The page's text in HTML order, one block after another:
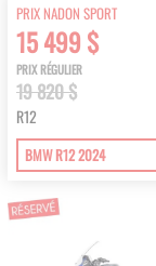
PRIX NADON SPORT
15 499 $
PRIX RÉGULIER
19 820 $
R12
BMW R12 2024